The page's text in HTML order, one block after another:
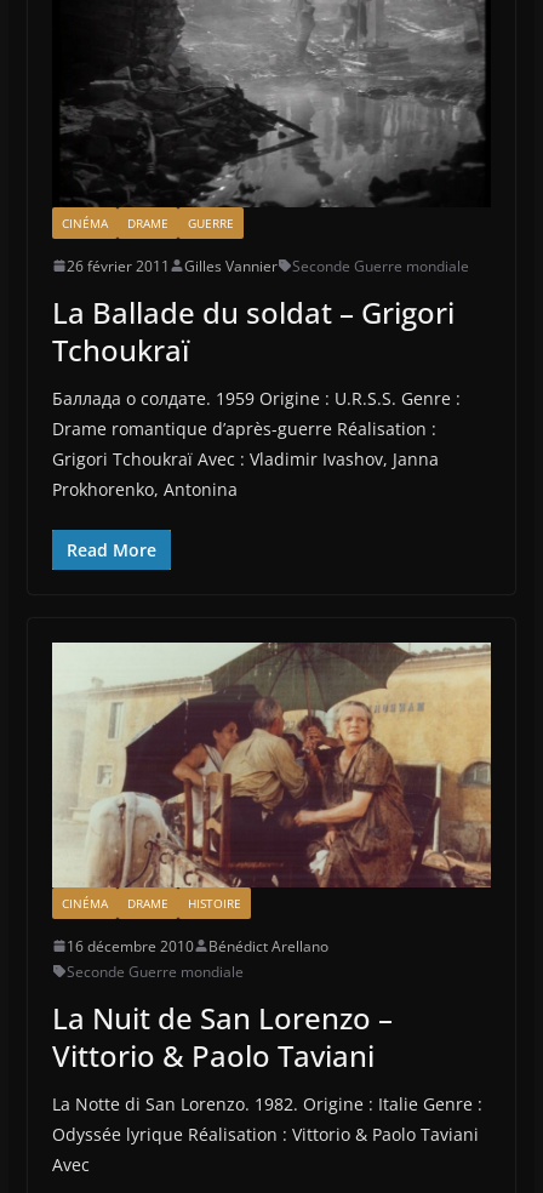
CINÉMA DRAME GUERRE
26 février 2011 Gilles Vannier Seconde Guerre mondiale
La Ballade du soldat – Grigori
Tchoukraï
Баллада о солдате. 1959 Origine : U.R.S.S. Genre :
Drame romantique d’après-guerre Réalisation :
Grigori Tchoukraï Avec : Vladimir Ivashov, Janna
Prokhorenko, Antonina
Read More
CINÉMA DRAME HISTOIRE
16 décembre 2010
Bénédict Arellano
Seconde Guerre mondiale
La Nuit de San Lorenzo –
Vittorio & Paolo Taviani
La Notte di San Lorenzo. 1982. Origine : Italie Genre :
Odyssée lyrique Réalisation : Vittorio & Paolo Taviani
Avec